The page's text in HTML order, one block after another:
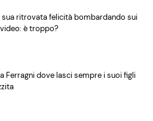
sua ritrovata felicità bombardando sui
è troppo?
Ferragni dove lasci sempre i suoi figli